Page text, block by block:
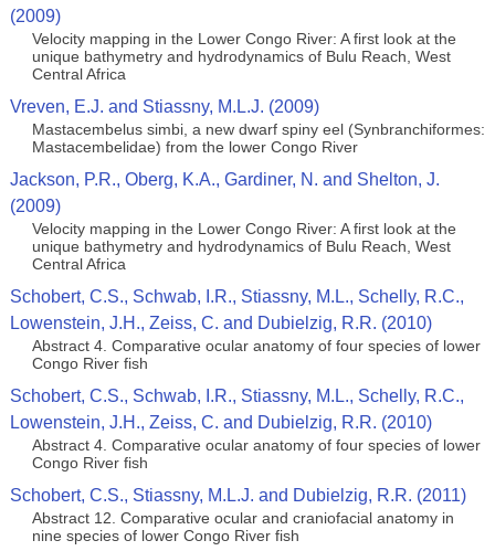
(2009)
Velocity mapping in the Lower Congo River: A first look at the
unique bathymetry and hydrodynamics of Bulu Reach, West
Central Africa
Vreven, E.J. and Stiassny, M.L.J. (2009)
Mastacembelus simbi, a new dwarf spiny eel (Synbranchiformes:
Mastacembelidae) from the lower Congo River
Jackson, P.R., Oberg, K.A., Gardiner, N. and Shelton, J.
(2009)
Velocity mapping in the Lower Congo River: A first look at the
unique bathymetry and hydrodynamics of Bulu Reach, West
Central Africa
Schobert, C.S., Schwab, I.R., Stiassny, M.L., Schelly, R.C.,
Lowenstein, J.H., Zeiss, C. and Dubielzig, R.R. (2010)
Abstract 4. Comparative ocular anatomy of four species of lower
Congo River fish
Schobert, C.S., Schwab, I.R., Stiassny, M.L., Schelly, R.C.,
Lowenstein, J.H., Zeiss, C. and Dubielzig, R.R. (2010)
Abstract 4. Comparative ocular anatomy of four species of lower
Congo River fish
Schobert, C.S., Stiassny, M.L.J. and Dubielzig, R.R. (2011)
Abstract 12. Comparative ocular and craniofacial anatomy in
nine species of lower Congo River fish